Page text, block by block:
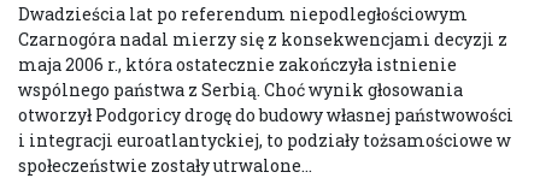
Dwadzieścia lat po referendum niepodległościowym
Czarnogóra nadal mierzy się z konsekwencjami decyzji z
maja 2006 r., która ostatecznie zakończyła istnienie
wspólnego państwa z Serbią. Choć wynik głosowania
otworzył Podgoricy drogę do budowy własnej państwowości
i integracji euroatlantyckiej, to podziały tożsamościowe w
społeczeństwie zostały utrwalone...